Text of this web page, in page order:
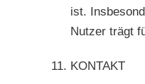
ist.
Nutzer trägt
KONTAKT